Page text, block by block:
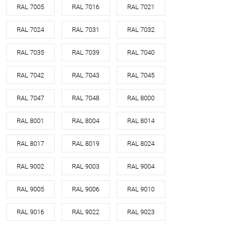
RAL 7005 RAL 7016 RAL 7021
RAL 7024 RAL 7031 RAL 7032
RAL 7035 RAL 7039 RAL 7040
RAL 7042 RAL 7043 RAL 7045
RAL 7047 RAL 7048 RAL 8000
RAL 8001 RAL 8004 RAL 8014
RAL 8017 RAL 8019 RAL 8024
RAL 9002 RAL 9003 RAL 9004
RAL 9005 RAL 9006 RAL 9010
RAL 9016 RAL 9022 RAL 9023